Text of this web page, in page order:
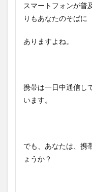
スマートフォンが普
りもあなたのそばに
ありますよね。
携帯は一日中通信し
います。
でも、あなたは、携
ょうか？